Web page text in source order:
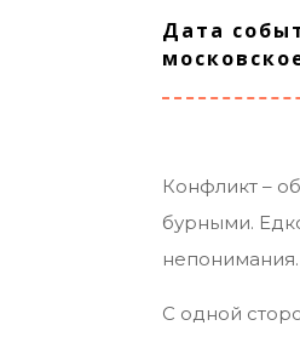
Дата
Конфликт –
бурными.
непонимания.
С одной